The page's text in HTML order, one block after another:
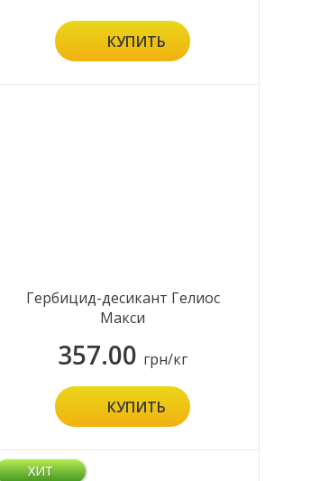
КУПИТЬ
Гербицид-десикант Гелиос
Макси
357.00 грн/кг
КУПИТЬ
ХИТ